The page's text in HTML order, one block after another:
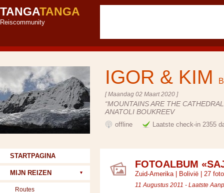
TANGATANGA
Reiscommunity
IGOR & KIM
[ Maandag 02 Maart 2020 ]
“MOUNTAINS ARE THE
ANATOLI BOUKREEV
offline Laatste check-in 2355
FOTOALBUM
Zuid-Amerika| Bolivië | 27
11 Augustus 2011 - Laatste
STARTPAGINA
MIJN REIZEN
Routes